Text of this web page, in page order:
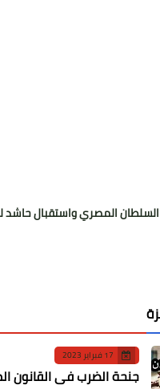
واستقبال حاشد للنجم
17 فبراير 2023
جنحة الضرب في القانون